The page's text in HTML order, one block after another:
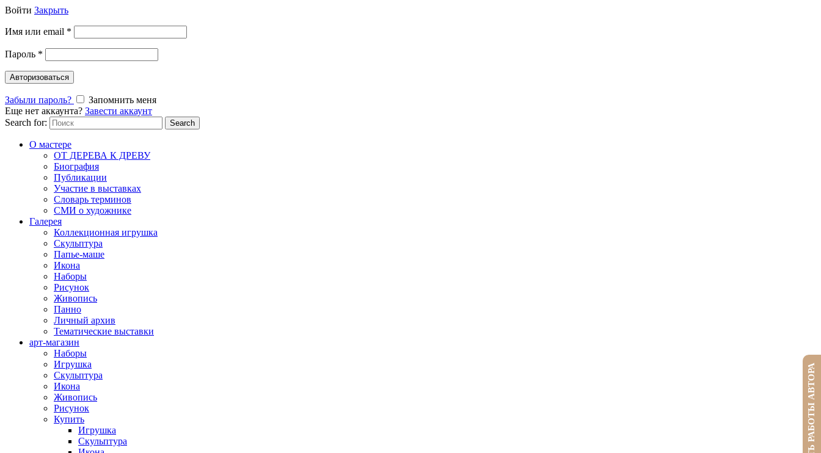
Войти Закрыть
Имя или email *
Пароль *
Авторизоваться
Забыли пароль?
Запомнить меня
Еще нет аккаунта? Завести аккаунт
Search for:
Search
О мастере
ОТ ДЕРЕВА К ДРЕВУ
Биография
Публикации
Участие в выставках
Словарь терминов
СМИ о художнике
Галерея
Коллекционная игрушка
Скульптура
Папье-маше
Икона
Наборы
Рисунок
Живопись
Панно
Личный архив
Тематические выставки
арт-магазин
Наборы
Игрушка
Скульптура
Икона
Живопись
Рисунок
Купить
Игрушка
Скульптура
КУПИТЬ РАБОТЫ АВТОРА